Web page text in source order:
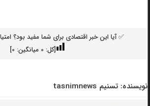
✅ آیا این خبر اقتصادی برای شما مفید بود؟
[کل: 0میانگین: 0
]
نویسنده: تسنیم tasnimnews